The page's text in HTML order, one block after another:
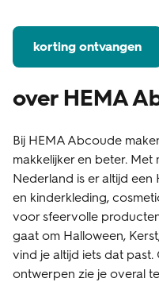
korting ontvangen
over HEMA
Bij HEMA Abcoude
makkelijker en beter. Met
Nederland is er altijd
en kinderkleding,
voor sfeervolle
gaat om Halloween,
vind je altijd iets dat
ontwerpen zie je overal